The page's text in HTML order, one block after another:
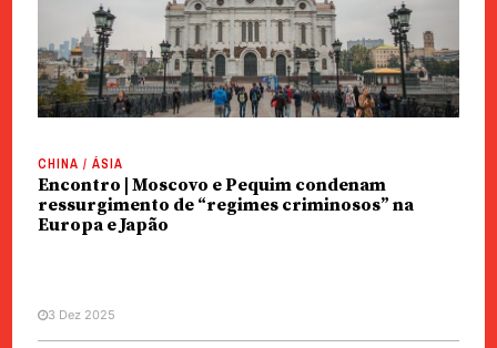
Amarelo e no Pacífico
CHINA / ÁSIA
Encontro | Moscovo e Pequim condenam
ressurgimento de “regimes criminosos” na
Europa e Japão
3 Dez 2025